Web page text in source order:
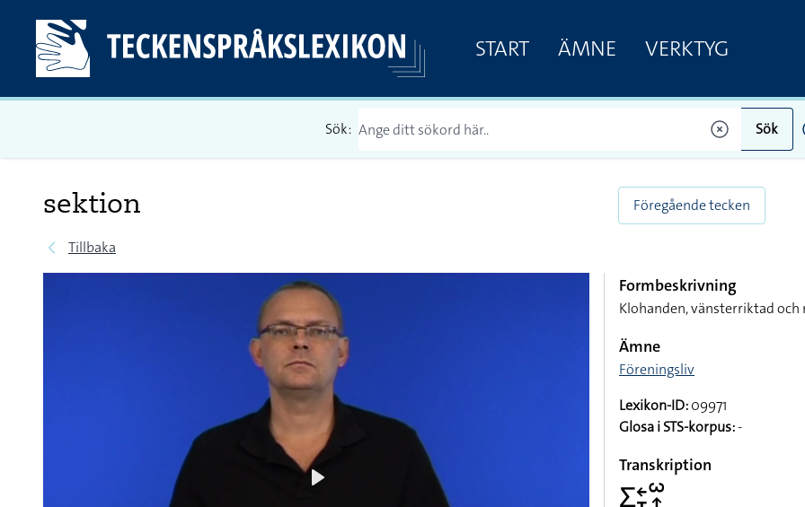
START ÄMNE VERKTYG
Sök: Sök
sektion
Tillbaka
Föregående tecken
Formbeskrivning
Klohanden, vänsterriktad
Ämne
Föreningsliv
Lexikon-ID:09971
Glosa i STS-korpus:-
Transkription
􌤥􌥓􌥙􌥱􌥾